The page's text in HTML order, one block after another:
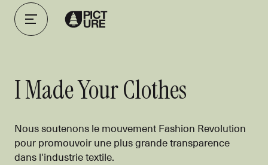
I Made Your Clothes
Nous soutenons le mouvement Fashion Revolution
pour promouvoir une plus grande transparence
dans l'industrie textile.